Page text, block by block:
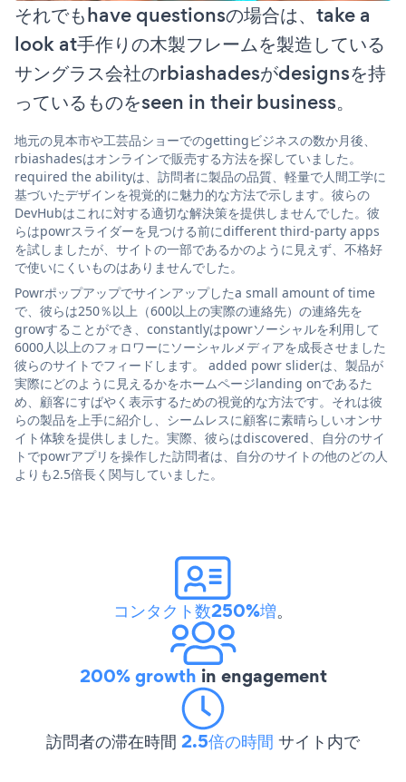
それでもhave questionsの場合は、take a
look at手作りの木製フレームを製造している
サングラス会社のrbiashadesがdesignsを持
っているものをseen in their business。
地元の見本市や工芸品ショーでのgettingビジネスの数か月後、
rbiashadesはオンラインで販売する方法を探していました。
required the abilityは、訪問者に製品の品質、軽量で人間工学に
基づいたデザインを視覚的に魅力的な方法で示します。彼らの
DevHubはこれに対する適切な解決策を提供しませんでした。彼
らはpowrスライダーを見つける前にdifferent third-party apps
を試しましたが、サイトの一部であるかのように見えず、不格好
で使いにくいものはありませんでした。
Powrポップアップでサインアップしたa small amount of time
で、彼らは250％以上（600以上の実際の連絡先）の連絡先を
growすることができ、constantlyはpowrソーシャルを利用して
6000人以上のフォロワーにソーシャルメディアを成長させました
彼らのサイトでフィードします。 added powr sliderは、製品が
実際にどのように見えるかをホームページlanding onであるた
め、顧客にすばやく表示するための視覚的な方法です。それは彼
らの製品を上手に紹介し、シームレスに顧客に素晴らしいオンサ
イト体験を提供しました。実際、彼らはdiscovered、自分のサイ
トでpowrアプリを操作した訪問者は、自分のサイトの他のどの人
よりも2.5倍長く関与していました。
コンタクト数250%増。
200% growth in engagement
訪問者の滞在時間 2.5倍の時間 サイト内で